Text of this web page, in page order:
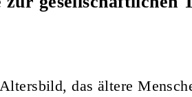
das ältere